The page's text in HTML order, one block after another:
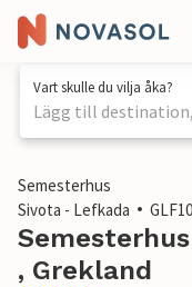
Vart skulle du vilja åka?
Lägg till
1 / 38
Semesterhus
Sivota - Lefkada
, Grekland